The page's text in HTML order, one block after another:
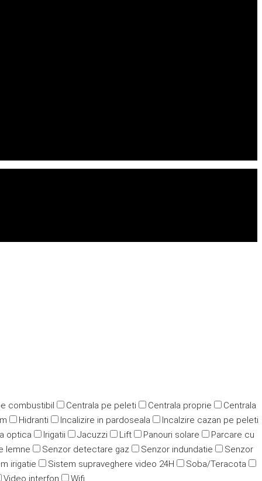
combustibil Centrala pe peleti Centrala proprie
Centrala
Hidranti Incalizire in pardoseala
Incalzire cazan pe peleti
optica Irigatii Jacuzzi Lift Panouri solare
Parcare cu
lemne Senzor detectare gaz Senzor indundatie
Senzor
irigatie Sistem supraveghere video 24H
Soba/Teracota
Video interfon Wifi